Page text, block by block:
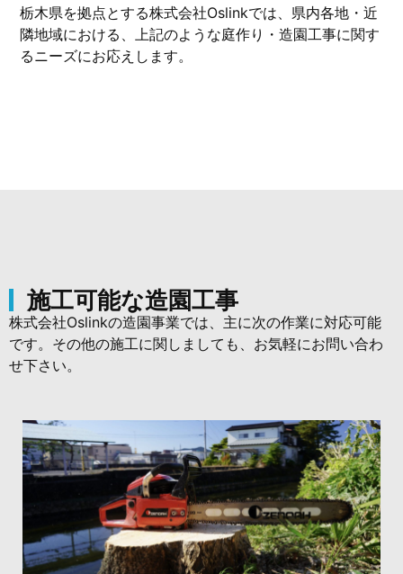
栃木県を拠点とする株式会社Oslinkでは、県内各地・近
隣地域における、上記のような庭作り・造園工事に関す
るニーズにお応えします。
施工可能な造園工事
株式会社Oslinkの造園事業では、主に次の作業に対応可能
です。その他の施工に関しましても、お気軽にお問い合わ
せ下さい。